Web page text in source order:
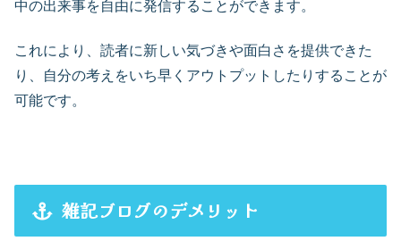
中の出来事を自由に発信することができます。
これにより、読者に新しい気づきや面白さを提供できた
り、自分の考えをいち早くアウトプットしたりすることが
可能です。
雑記ブログのデメリット